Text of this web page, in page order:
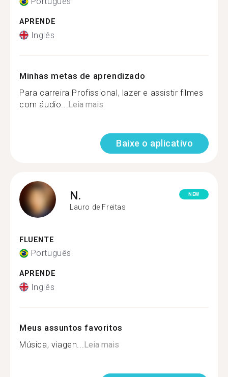
APRENDE
Inglês
Minhas metas de aprendizado
Para carreira Profissional, lazer e assistir filmes
com áudio... Leia mais
Baixe o aplicativo
N.
Lauro de Freitas
NEW
FLUENTE
Português
APRENDE
Inglês
Meus assuntos favoritos
Música, viagen... Leia mais